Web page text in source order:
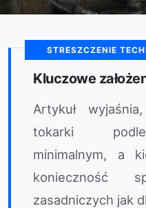
STRESZCZENIE
Kluczowe
Artykuł
tokarki
minimalnym, a
konieczność
zasadniczych jak